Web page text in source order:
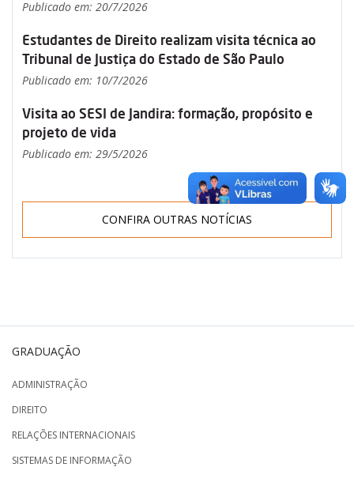
Publicado em: 20/7/2026
Estudantes de Direito realizam visita técnica ao
Tribunal de Justiça do Estado de São Paulo
Publicado em: 10/7/2026
Visita ao SESI de Jandira: formação, propósito e
projeto de vida
Publicado em: 29/5/2026
CONFIRA OUTRAS NOTÍCIAS
GRADUAÇÃO
ADMINISTRAÇÃO
DIREITO
RELAÇÕES INTERNACIONAIS
SISTEMAS DE INFORMAÇÃO